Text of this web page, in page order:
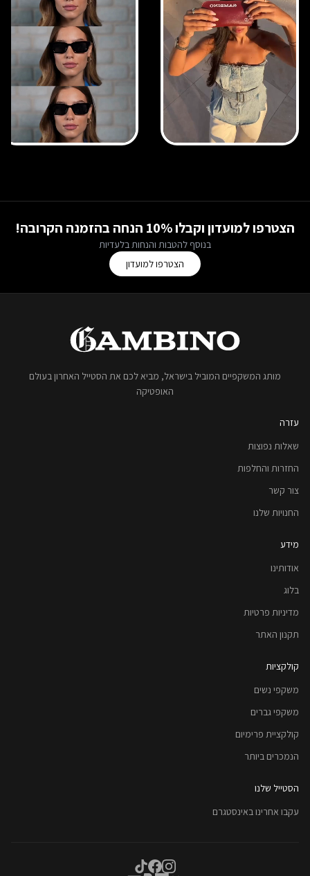
הצטרפו למועדון וקבלו 10% הנחה בהזמנה הקרובה!
בנוסף להטבות והנחות בלעדיות
הצטרפו למועדון
מותג המשקפיים המוביל בישראל, מביא לכם את הסטייל האחרון בעולם
האופטיקה
עזרה
שאלות נפוצות
החזרות והחלפות
צור קשר
החנויות שלנו
מידע
אודותינו
בלוג
מדיניות פרטיות
תקנון האתר
קולקציות
משקפי נשים
משקפי גברים
קולקציית פרימיום
הנמכרים ביותר
הסטייל שלנו
עקבו אחרינו באינסטגרם